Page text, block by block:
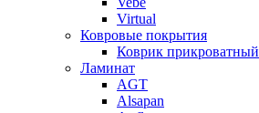
Virtual
Ковровые покрытия
Коврик прикроватный
Ламинат
AGT
Alsapan